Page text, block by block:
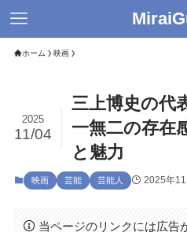
ホーム 映画
三上博史の代
一無二の存在
と魅力
2025
11/04
映画 芸能 芸能人 2025年11
当ページのリンクには広告